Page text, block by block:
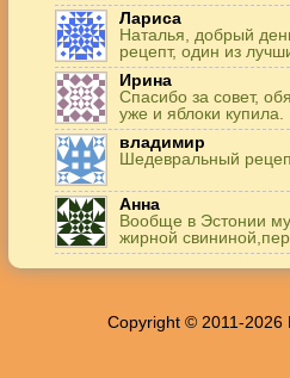
Лариса
Наталья, добрый
рецепт, один из
Ирина
Спасибо за совет,
уже и яблоки купила.
владимир
Шедевральный
Анна
Вообще в Эстонии
жирной
Игорь
Жанна
Copyright © 2011-2026